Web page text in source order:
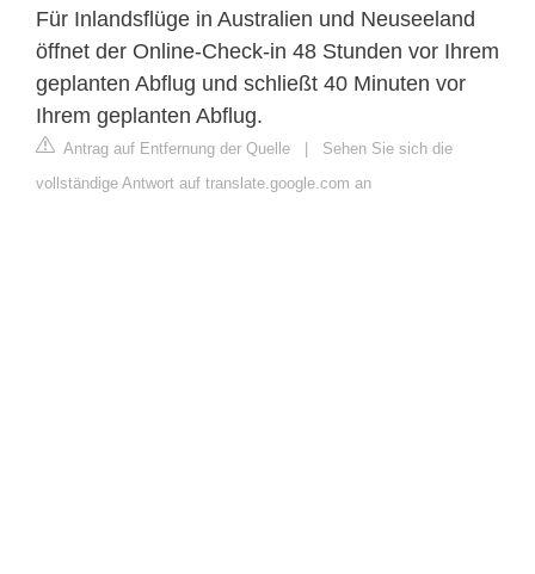
Für Inlandsflüge in Australien und Neuseeland
öffnet der Online-Check-in 48 Stunden vor Ihrem
geplanten Abflug und schließt 40 Minuten vor
Ihrem geplanten Abflug.
Antrag auf Entfernung der Quelle | Sehen Sie sich die
vollständige Antwort auf translate.google.com an